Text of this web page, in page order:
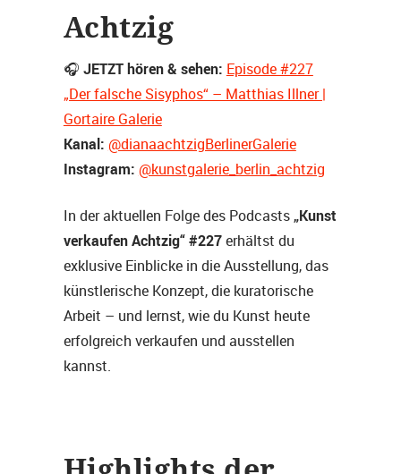
Achtzig
🎧 JETZT hören & sehen: Episode #227
„Der falsche Sisyphos“ – Matthias Illner |
Gortaire Galerie
Kanal: @dianaachtzigBerlinerGalerie
Instagram: @kunstgalerie_berlin_achtzig
In der aktuellen Folge des Podcasts „Kunst
verkaufen Achtzig“ #227erhältst du
exklusive Einblicke in die Ausstellung, das
künstlerische Konzept, die kuratorische
Arbeit – und lernst, wie du Kunst heute
erfolgreich verkaufen und ausstellen
kannst.